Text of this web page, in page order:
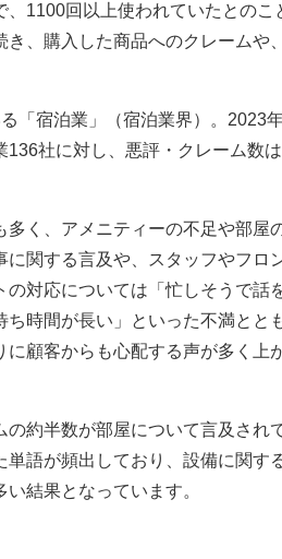
1100回以上使われていたとのこ
き、購入した商品へのクレームや
「宿泊業」（宿泊業界）。2023
社に対し、悪評・クレーム数
く、アメニティーの不足や部屋
関する言及や、スタッフやフロ
対応については「忙しそうで話
時間が長い」といった不満とと
顧客からも心配する声が多く上
約半数が部屋について言及され
語が頻出しており、設備に関す
結果となっています。